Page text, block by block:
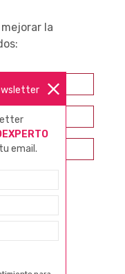
email.
la